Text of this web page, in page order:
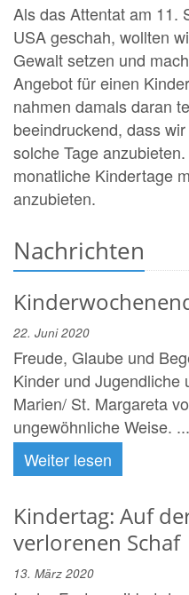
Als das Attentat am 11.
USA geschah, wollten
Gewalt setzen und
Angebot für einen
nahmen damals daran
beeindruckend, dass
solche Tage
monatliche Kindertage
anzubieten.
Nachrichten
22. Juni 2020
Freude, Glaube und
Kinder und Jugendliche
Marien/ St. Margareta
ungewöhnliche Weise. ...
Weiter lesen
Kindertag: Auf
verlorenen Schaf
13. März 2020